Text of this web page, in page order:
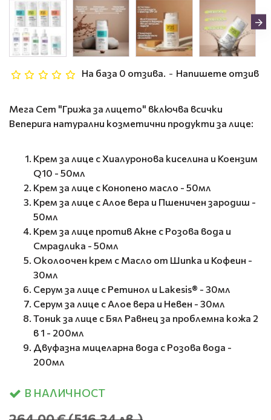
Мега Сет "Грижа за лицето" включва всички
Benepura натурални козметични продукти за лице:
Крем за лице с Хиалуронова киселина и Коензим
Q10 - 50мл
Крем за лице с Конопено масло - 50мл
Крем за лице с Алое вера и Пшеничен зародиш -
50мл
Крем за лице против Акне с Розова вода и
Смрадлика - 50мл
Околоочен крем с Масло от Шипка и Кофеин -
30мл
Серум за лице с Ретинол и Lakesis® - 30мл
Серум за лице с Алое вера и Невен - 30мл
Тоник за лице с Бял Равнец за проблемна кожа 2
в 1 - 200мл
Двуфазна мицеларна вода с Розова вода -
200мл
В НАЛИЧНОСТ
На база 0 отзива. - Напишете отзив